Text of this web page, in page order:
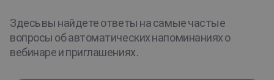
Здесь вы найдете ответы на самые частые
вопросы об автоматических напоминаниях о
вебинаре и приглашениях.